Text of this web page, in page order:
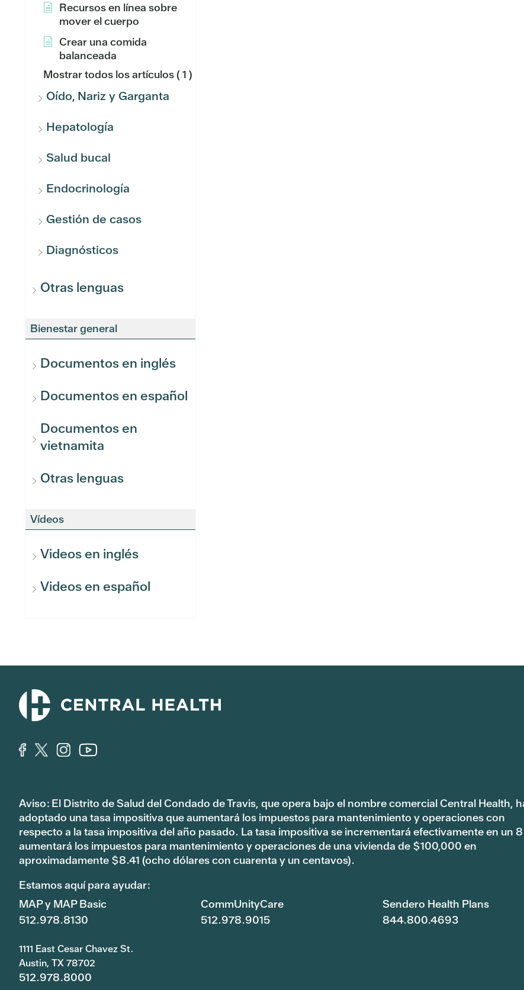
Recursos en línea sobre
mover el cuerpo
Crear una comida
balanceada
Mostrar todos los artículos( 1 )
Oído, Nariz y Garganta
Hepatología
Salud bucal
Endocrinología
Gestión de casos
Diagnósticos
Otras lenguas
Bienestar general
Documentos en inglés
Documentos en español
Documentos en
vietnamita
Otras lenguas
Vídeos
Videos en inglés
Videos en español
Aviso: El Distrito de Salud del Condado de Travis, que opera bajo el nombre comercial Central Health,
adoptado una tasa impositiva que aumentará los impuestos para mantenimiento y operaciones con
respecto a la tasa impositiva del año pasado. La tasa impositiva se incrementará efectivamente en un 8
aumentará los impuestos para mantenimiento y operaciones de una vivienda de $100,000 en
aproximadamente $8.41 (ocho dólares con cuarenta y un centavos).
Estamos aquí para ayudar:
MAP y MAP Basic
512.978.8130
CommUnityCare
512.978.9015
Sendero Health Plans
844.800.4693
1111 East Cesar Chavez St.
Austin, TX 78702
512.978.8000